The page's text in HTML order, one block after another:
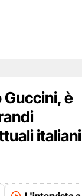
Guccini, è
italiani